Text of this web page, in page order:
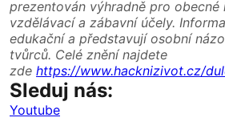
prezentován výhradně pro obecné
vzdělávací a zábavní účely.
edukační a představují osobní
tvůrců. Celé znění najdete
zde https://www.hacknizivot.cz/
Sleduj nás:
Youtube